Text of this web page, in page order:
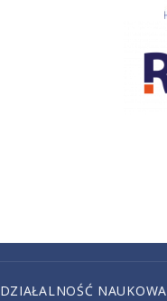
DZIAŁALNOŚĆ NAUKOWA